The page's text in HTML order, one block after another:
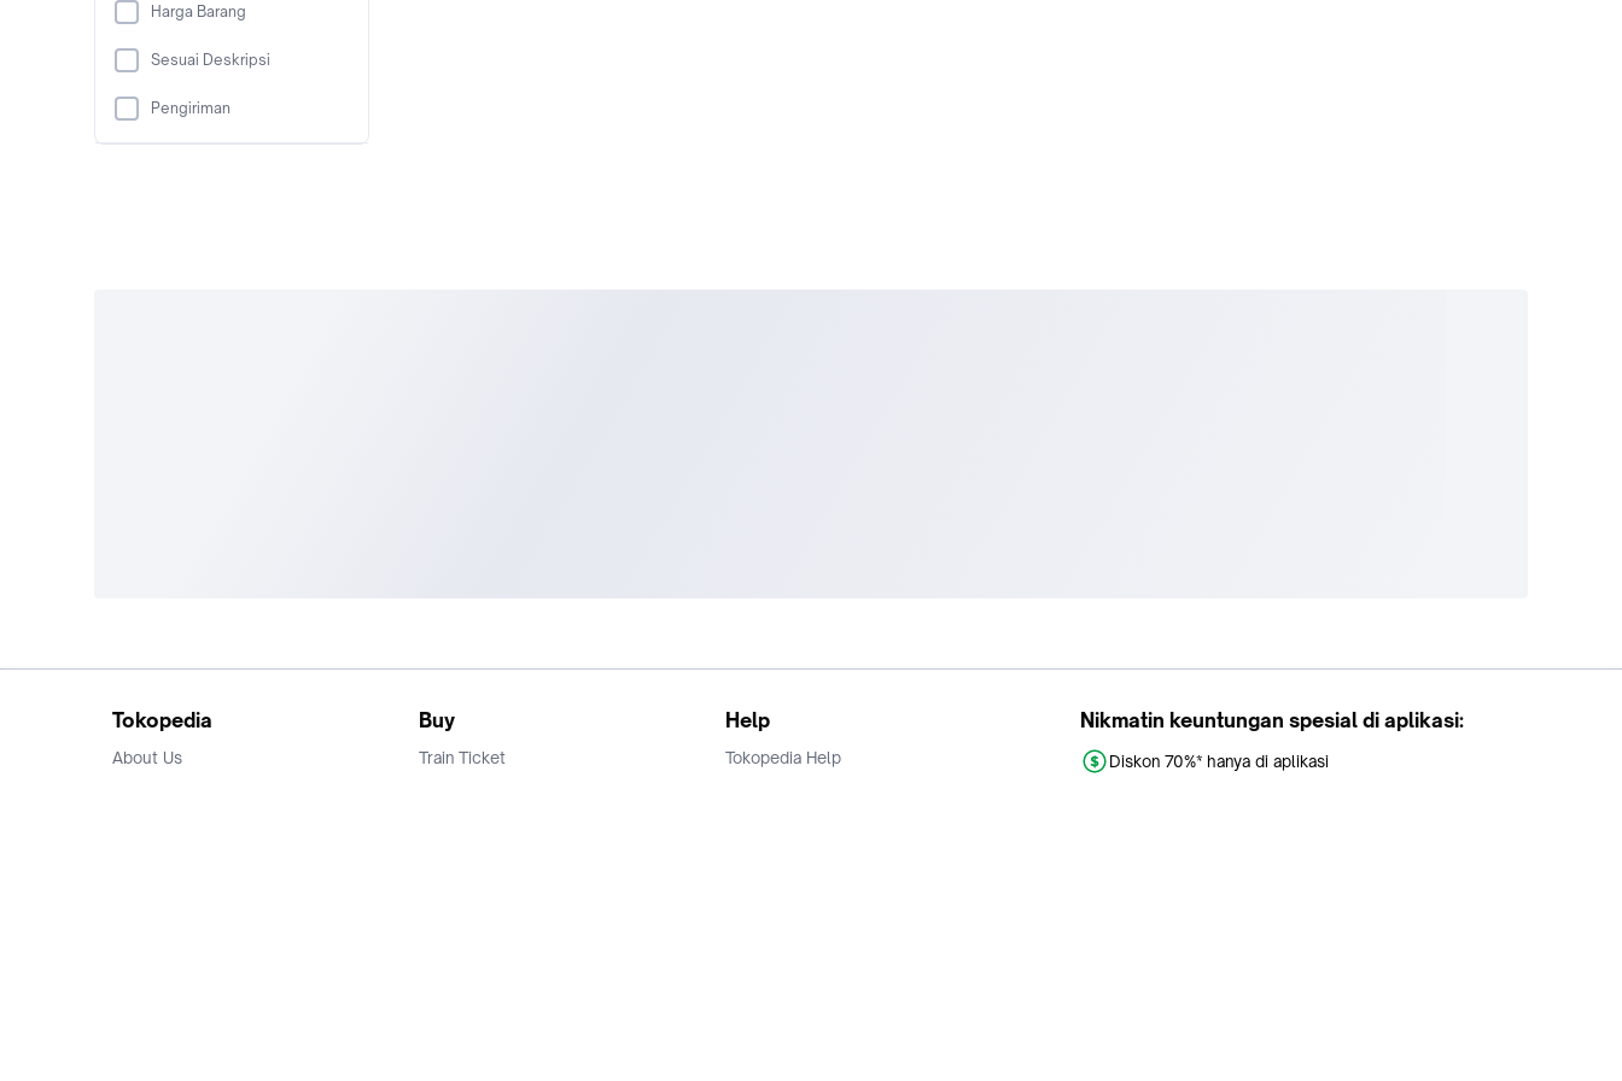
Harga Barang
Sesuai Deskripsi
Pengiriman
Tokopedia
About Us
Buy
Train Ticket
Help
Tokopedia Help
Nikmatin keuntungan spesial di aplikasi:
Diskon 70%* hanya di aplikasi